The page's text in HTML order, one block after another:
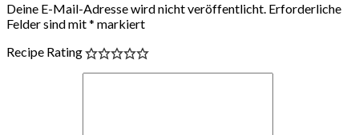
Deine E-Mail-Adresse wird nicht veröffentlicht. Erforderliche
Felder sind mit* markiert
Recipe Rating